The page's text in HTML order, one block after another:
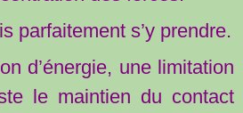
parfaitement s’y prendre.
d’énergie, une limitation
le maintien du contact